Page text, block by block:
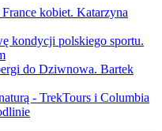
kobiet. Katarzyna
kondycji polskiego sportu.
do Dziwnowa. Bartek
- TrekTours i Columbia